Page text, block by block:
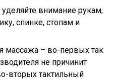
внимание рукам,
спинке, стопам и
массажа – во-первых так
не причинит
вторых тактильный